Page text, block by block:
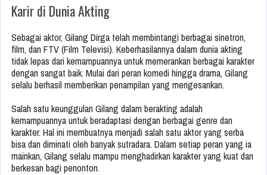
Karir di Dunia Akting
Sebagai aktor, Gilang Dirga telah membintangi berbagai sinetron,
film, dan FTV (Film Televisi). Keberhasilannya dalam dunia akting
tidak lepas dari kemampuannya untuk memerankan berbagai karakter
dengan sangat baik. Mulai dari peran komedi hingga drama, Gilang
selalu berhasil memberikan penampilan yang mengesankan.
Salah satu keunggulan Gilang dalam berakting adalah
kemampuannya untuk beradaptasi dengan berbagai genre dan
karakter. Hal ini membuatnya menjadi salah satu aktor yang serba
bisa dan diminati oleh banyak sutradara. Dalam setiap peran yang ia
mainkan, Gilang selalu mampu menghadirkan karakter yang kuat dan
berkesan bagi penonton.